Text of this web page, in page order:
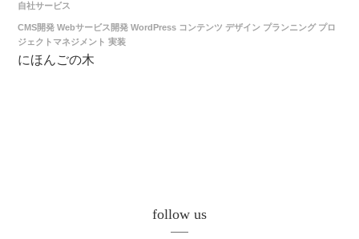
自社サービス
CMS開発 Webサービス開発 WordPress コンテンツ デザイン プランニング プロ
ジェクトマネジメント 実装
にほんごの木
follow us